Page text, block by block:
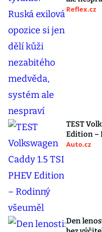
Reflex.cz
TEST
Edition –
Auto.cz
Den